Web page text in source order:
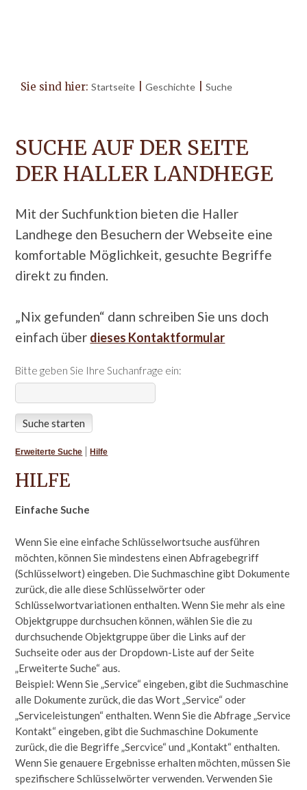
Sie sind hier:Startseite |Geschichte |Suche
SUCHE AUF DER SEITE
DER HALLER LANDHEGE
Mit der Suchfunktion bieten die Haller
Landhege den Besuchern der Webseite eine
komfortable Möglichkeit, gesuchte Begriffe
direkt zu finden.
„Nix gefunden“ dann schreiben Sie uns doch
einfach über dieses Kontaktformular
Bitte geben Sie Ihre Suchanfrage ein:
Erweiterte Suche |Hilfe
HILFE
Einfache Suche
Wenn Sie eine einfache Schlüsselwortsuche ausführen
möchten, können Sie mindestens einen Abfragebegriff
(Schlüsselwort) eingeben. Die Suchmaschine gibt Dokumente
zurück, die alle diese Schlüsselwörter oder
Schlüsselwortvariationen enthalten. Wenn Sie mehr als eine
Objektgruppe durchsuchen können, wählen Sie die zu
durchsuchende Objektgruppe über die Links auf der
Suchseite oder aus der Dropdown-Liste auf der Seite
„Erweiterte Suche“ aus.
Beispiel: Wenn Sie „Service“ eingeben, gibt die Suchmaschine
alle Dokumente zurück, die das Wort „Service“ oder
„Serviceleistungen“ enthalten. Wenn Sie die Abfrage „Service
Kontakt“ eingeben, gibt die Suchmaschine Dokumente
zurück, die die Begriffe „Sercvice“ und „Kontakt“ enthalten.
Wenn Sie genauere Ergebnisse erhalten möchten, müssen Sie
spezifischere Schlüsselwörter verwenden. Verwenden Sie